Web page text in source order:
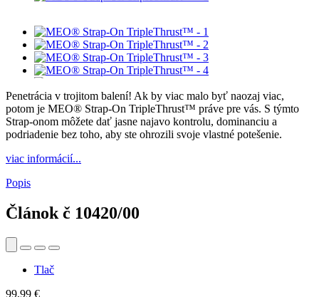
Penetrácia v trojitom balení! Ak by viac malo byť naozaj viac,
potom je MEO® Strap-On TripleThrust™ práve pre vás. S týmto
Strap-onom môžete dať jasne najavo kontrolu, dominanciu a
podriadenie bez toho, aby ste ohrozili svoje vlastné potešenie.
viac informácií...
Popis
Článok č 10420/00
Tlač
99,99 €